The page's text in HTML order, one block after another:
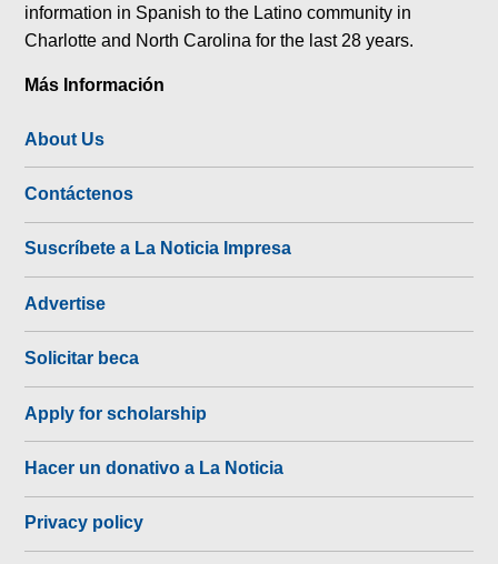
information in Spanish to the Latino community in
Charlotte and North Carolina for the last 28 years.
Más Información
About Us
Contáctenos
Suscríbete a La Noticia Impresa
Advertise
Solicitar beca
Apply for scholarship
Hacer un donativo a La Noticia
Privacy policy